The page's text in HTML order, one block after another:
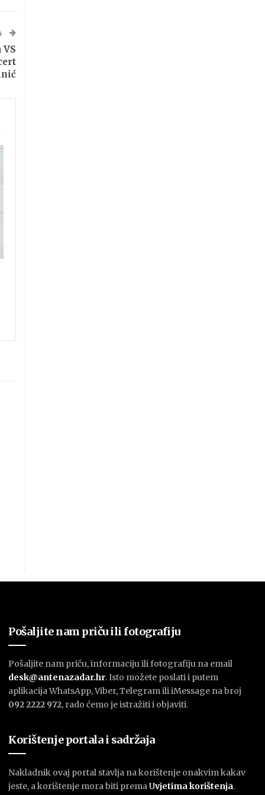
Pošaljite nam priču ili fotografiju
Pošaljite nam priču, informaciju ili fotografiju na email
desk@antenazadar.hr. Isto možete poslati i putem
aplikacija WhatsApp, Viber, Telegram ili iMessage na broj
092 2222 972, rado ćemo je istražiti i objaviti.
Korištenje portala i sadržaja
Nakladnik ovaj portal stavlja na korištenje onakvim kakav
jeste, a korištenje mora biti premaUvjetima korištenja.